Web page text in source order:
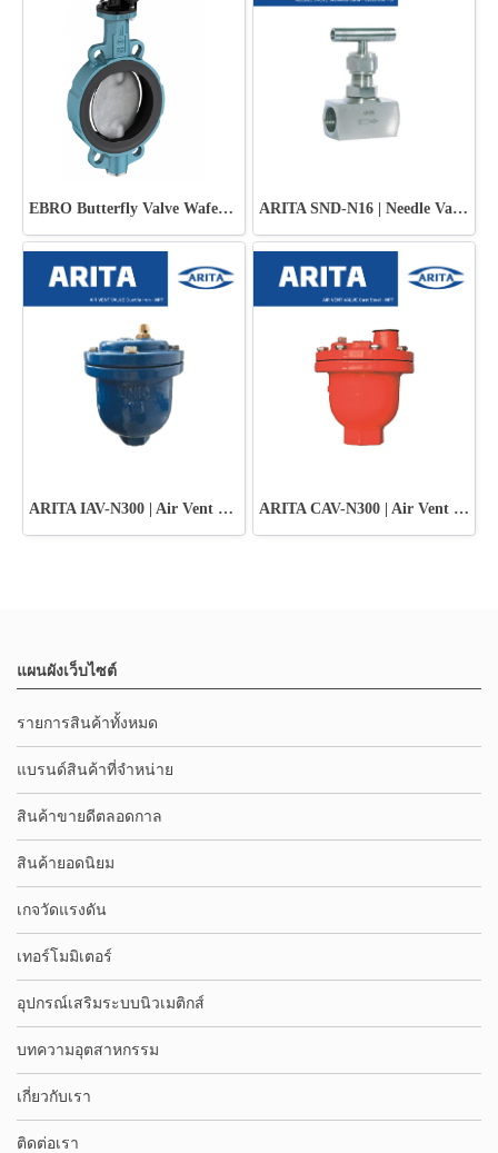
EBRO Butterfly Valve Wafer Type ARITA SND-N16 | Needle Valve - Class 600 PSI
ARITA IAV-N300 | Air Vent Valve Ductile Iron ARITA CAV-N300 | Air Vent Valve Cast Steel
แผนผังเว็บไซต์
รายการสินค้าทั้งหมด
แบรนด์สินค้าที่จำหน่าย
สินค้าขายดีตลอดกาล
สินค้ายอดนิยม
เกจวัดแรงดัน
เทอร์โมมิเตอร์
อุปกรณ์เสริมระบบนิวเมติกส์
บทความอุตสาหกรรม
เกี่ยวกับเรา
ติดต่อเรา